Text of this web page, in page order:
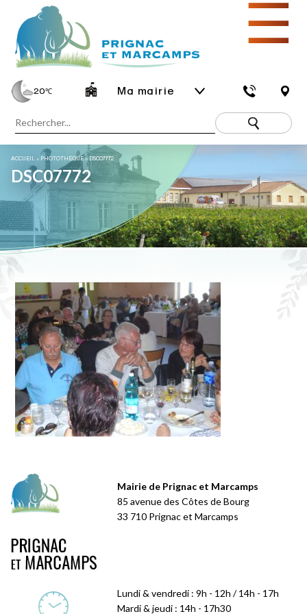
20℃ Ma mairie
☰
ACCUEIL » PHOTOTHÈQUE»DSC07772
DSC07772
Mairie de Prignac et Marcamps
85 avenue des Côtes de Bourg
33 710 Prignac et Marcamps
Lundi & vendredi : 9h - 12h / 14h - 17h
Mardi & jeudi : 14h - 17h30